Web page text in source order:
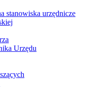
stanowiska urzędnicze
Urzędu